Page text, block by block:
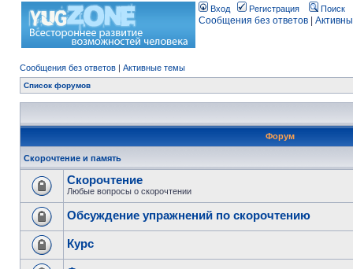
Вход Регистрация Поиск
Сообщения без ответов
Сообщения без ответов | Активные темы
Список форумов
Форум
Скорочтение и память
Скорочтение
Любые вопросы о скорочтении
Обсуждение упражнений по скорочтению
Курс